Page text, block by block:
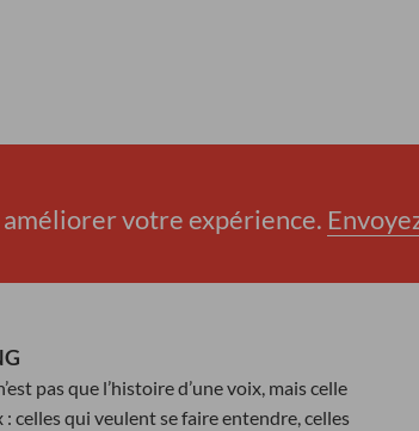
votre expérience.
pas que l’histoire d’une voix, mais celle
celles qui veulent se faire entendre, celles